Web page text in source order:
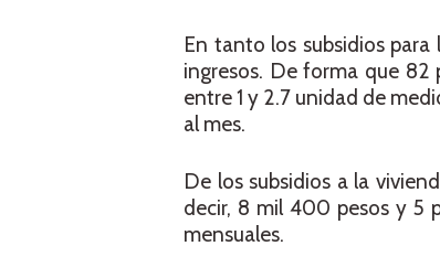
En tanto los subsidios
ingresos. De forma que 82
entre 1 y 2.7 unidad de
al mes.
De los subsidios a la
decir, 8 mil 400 pesos y 5
mensuales.